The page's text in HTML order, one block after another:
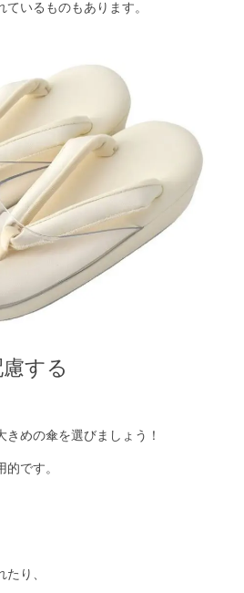
いるものもあります。
する
めの傘を選びましょう！
です。
り、